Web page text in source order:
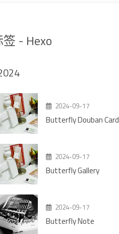
- Hexo
2024-09-17
Butterfly Douban Card
2024-09-17
Butterfly Gallery
2024-09-17
Butterfly Note